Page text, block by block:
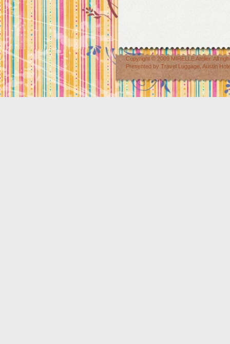
Copyright © 2009 MIRELLE Atelier. All
Presented by Travel Luggage Austin